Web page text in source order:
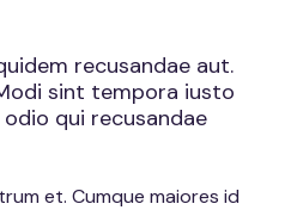
recusandae aut.
sint tempora iusto
qui recusandae
et. Cumque maiores id